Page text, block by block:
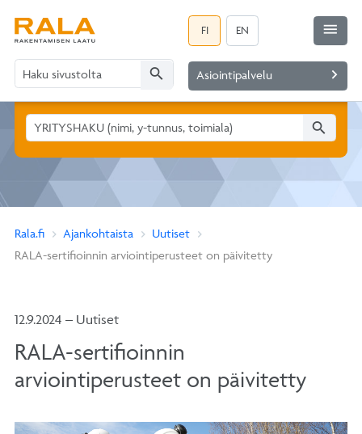
FI EN
search Asiointipalvelu navigate_next
menu
search
Rala.fi Ajankohtaista
Uutiset
RALA-sertifioinnin arviointiperusteet on päivitetty
12.9.2024 – Uutiset
RALA-sertifioinnin
arviointiperusteet on päivitetty